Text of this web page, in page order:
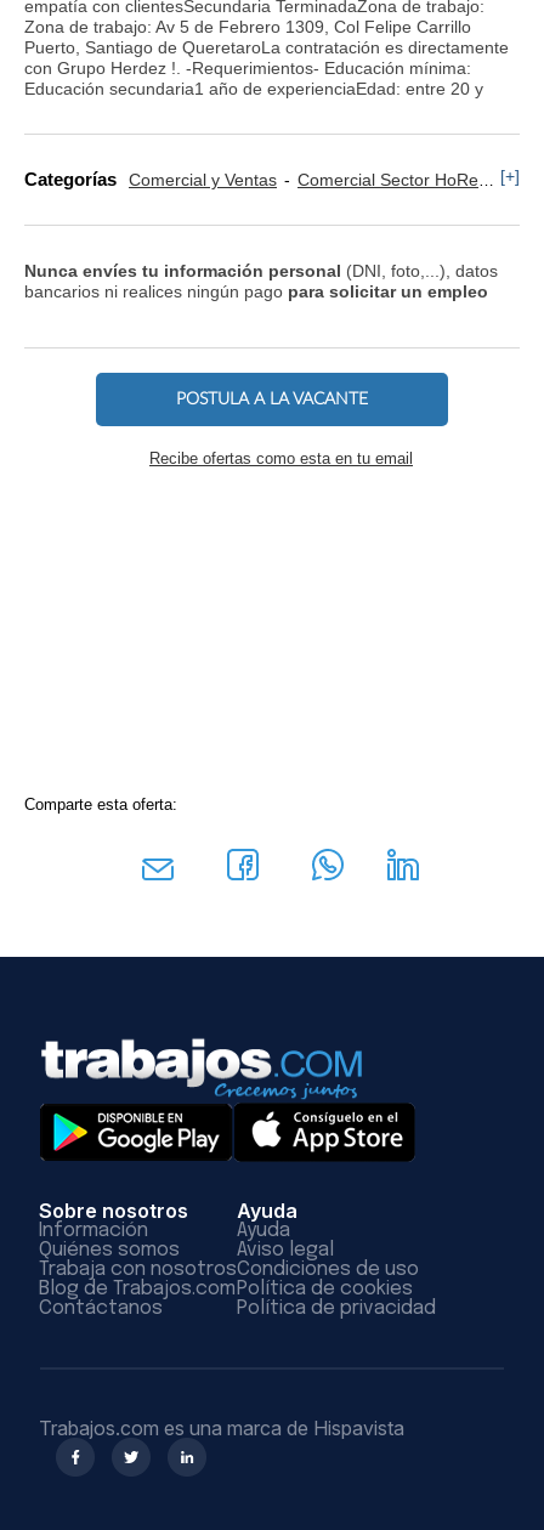
empatía con clientesSecundaria TerminadaZona de trabajo:
Zona de trabajo: Av 5 de Febrero 1309, Col Felipe Carrillo
Puerto, Santiago de QueretaroLa contratación es directamente
con Grupo Herdez !. -Requerimientos- Educación mínima:
Educación secundaria1 año de experienciaEdad: entre 20 y
Categorías Comercial y Ventas Comercial Sector HoReCa [+]
Nunca envíes tu información personal (DNI, foto,...), datos
bancarios ni realices ningún pago para solicitar un empleo
POSTULA A LA VACANTE
Recibe ofertas como esta en tu email
Comparte esta oferta:
Sobre nosotros
Información
Quiénes somos
Trabaja con nosotros
Blog de Trabajos.com
Contáctanos
Ayuda
Ayuda
Aviso legal
Condiciones de uso
Política de cookies
Política de privacidad
Trabajos.com es una marca de Hispavista